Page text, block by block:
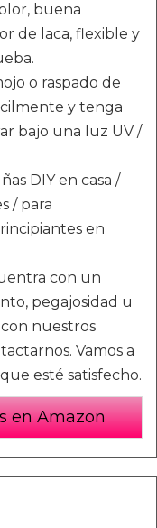
buena
de laca, flexible y
o raspado de
y tenga
bajo una luz UV /
DIY en casa /
/ para
en
con un
pegajosidad u
nuestros
Vamos a
esté satisfecho.
en Amazon